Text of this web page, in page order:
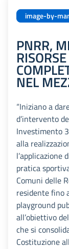
image-by-
PNRR,
NEL
“Iniziano a
d’intervento
Investimento
alla
l’applicazione
pratica
Comuni delle
residente fino
playground
all’obiettivo
che si
Costituzione